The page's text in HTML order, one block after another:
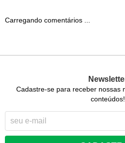
Carregando comentários ...
Cadastre-se para receber nossas
conteúdos!